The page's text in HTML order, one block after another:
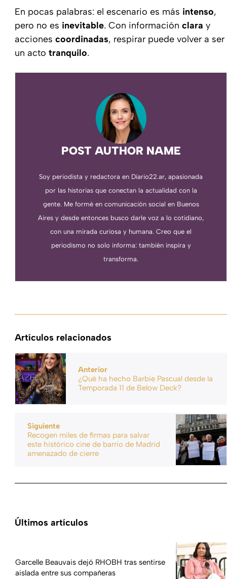
En pocas palabras: el escenario es más intenso,
pero no es inevitable. Con información clara y
acciones coordinadas, respirar puede volver a ser
un acto tranquilo.
POST AUTHOR NAME
Soy periodista y redactora en Diario22.ar, apasionada
por las historias que conectan la actualidad con la
gente. Me formé en comunicación social en Buenos
Aires y desde entonces busco darle voz a lo cotidiano,
con una mirada curiosa y humana. Creo que el
periodismo no solo informa: también inspira y
transforma.
Artículos relacionados
Anterior
¿Qué ha hecho Barbie Pascual desde la
Temporada 11 de Below Deck?
Siguiente
Recogen miles de firmas para salvar
este histórico cine de barrio de Madrid
amenazado de cierre
Últimos artículos
Garcelle Beauvais dejó RHOBH tras sentirse
aislada entre sus compañeras